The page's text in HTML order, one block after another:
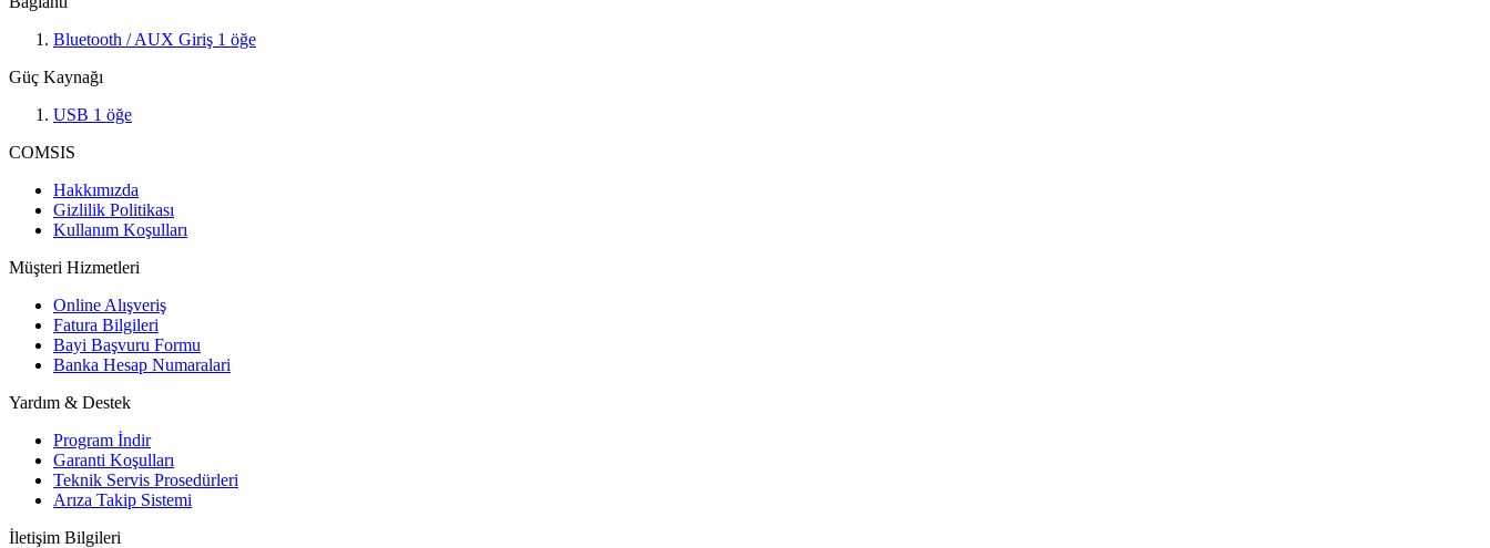
Bluetooth / AUX Giriş 1 öğe
Güç Kaynağı
USB 1 öğe
COMSIS
Hakkımızda
Gizlilik Politikası
Kullanım Koşulları
Müşteri Hizmetleri
Online Alışveriş
Fatura Bilgileri
Bayi Başvuru Formu
Banka Hesap Numaralari
Yardım & Destek
Program İndir
Garanti Koşulları
Teknik Servis Prosedürleri
Arıza Takip Sistemi
İletişim Bilgileri